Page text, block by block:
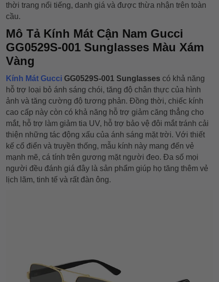
thời trang nổi tiếng, danh giá và được thừa nhận trên toàn
cầu.
Mô Tả Kính Mát Cận Nam Gucci
GG0529S-001 Sunglasses Màu Xám
Vàng
Kính Mát Gucci GG0529S-001 Sunglasses có khả năng
hỗ trợ loại bỏ ánh sáng chói, tăng độ chân thực của hình
ảnh và tăng cường độ tương phản. Đồng thời, chiếc kính
cao cấp này còn có khả năng hỗ trợ giảm căng thẳng cho
mắt, hỗ trợ làm giảm tia UV, hỗ trợ bảo vệ đôi mắt tránh cải
thiện những tác động xấu của ánh sáng mặt trời. Với thiết
kế cổ điển và truyền thống, mẫu kính này mang đến vẻ
mạnh mẽ, cá tính trên gương mặt người đeo. Đa số mọi
người đều đánh giá đây là sản phẩm giúp họ tăng thêm vẻ
lịch lãm, tinh tế và rất đàn ông.